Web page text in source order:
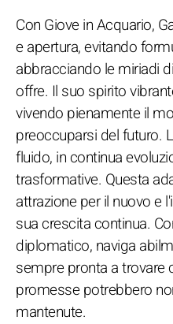
Con Giove in Acquario,
e apertura, evitando
abbracciando le miriadi
offre. Il suo spirito
vivendo pienamente il
preoccuparsi del futuro.
fluido, in continua
trasformative. Questa
attrazione per il nuovo e
sua crescita continua.
diplomatico, naviga
sempre pronta a trovare
promesse potrebbero
mantenute.